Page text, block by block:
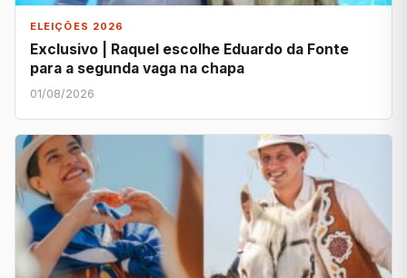
ELEIÇÕES 2026
Exclusivo | Raquel escolhe Eduardo da Fonte
para a segunda vaga na chapa
01/08/2026